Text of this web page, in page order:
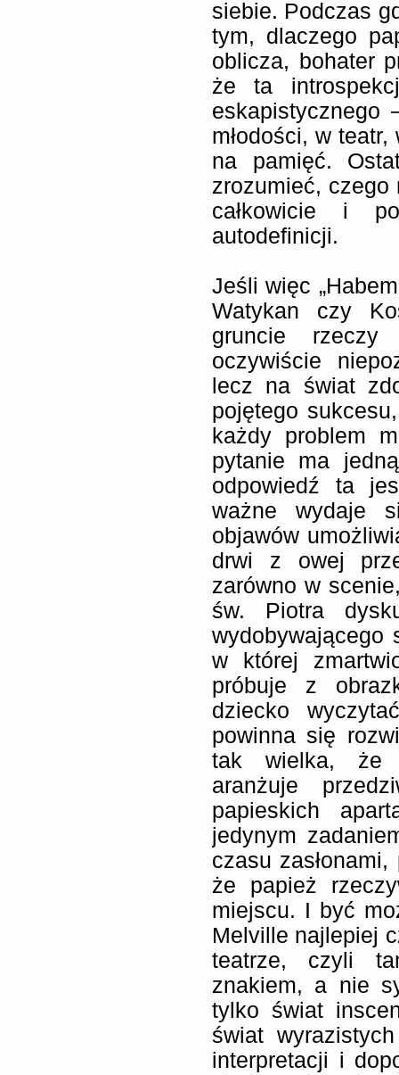
siebie. Podczas
tym, dlaczego
oblicza, bohater
że ta
eskapistycznego
młodości, w
na pamięć.
zrozumieć,
całkowicie i
autodefinicji.
Jeśli więc
Watykan czy
gruncie
oczywiście
lecz na świat
pojętego
każdy problem
pytanie ma
odpowiedź ta
ważne wydaje
objawów
drwi z owej
zarówno w
św. Piotra
wydobywającego
w której
próbuje z
dziecko
powinna się
tak wielka, że
aranżuje
papieskich
jedynym
czasu
że papież
miejscu. I być
Melville najlepiej
teatrze, czyli
znakiem, a nie
tylko świat
świat
interpretacji i